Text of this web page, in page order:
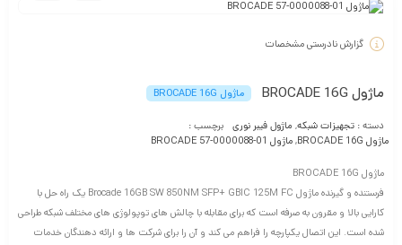
گزارش نادرستی مشخصات
ماژول BROCADE 16G ماژول BROCADE 16G
دسته : تجهیزات شبکه, ماژول فیبر نوری
برچسب :
ماژول BROCADE 16G
,ماژول BROCADE 57-0000088-01
ماژول BROCADE 16G
فرستنده و گیرنده ماژول Brocade 16GB SW 850NM SFP+ GBIC 125M FC یک راه حل با
کارایی بالا و مقرون به صرفه است که برای مقابله با چالش های توپولوژی های مختلف شبکه طراحی
شده است. این اتصال یکپارچه را فراهم می کند و آن را برای شرکت ها و ارائه دهندگان خدمات